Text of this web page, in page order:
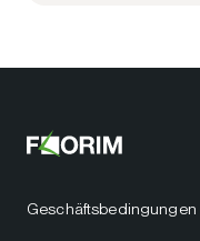
Geschäftsbedingungen